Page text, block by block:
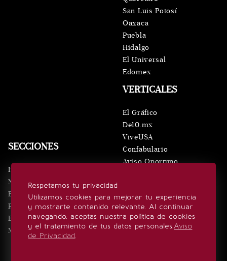
Respetamos tu privacidad
Utilizamos cookies para mejorar tu experiencia
y mostrarte contenido relevante. Al continuar
navegando, aceptas nuestra política de cookies
y el tratamiento de tus datos personales.Aviso
de Privacidad.
SECCIONES
Inicio
Noticias
Eventos
Realeza
Estilo de vida
Minuto x Minuto
VERTICALES
El Gráfico
De10.mx
ViveUSA
Confabulario
Aviso Oportuno
San Luis Potosí
Oaxaca
Puebla
Hidalgo
El Universal
Edomex
SÍGUENOS